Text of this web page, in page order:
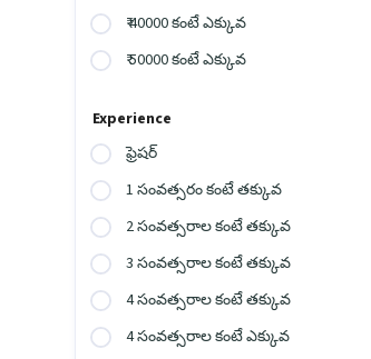
₹ 40000 కంటే ఎక్కువ
₹ 50000 కంటే ఎక్కువ
Experience
ఫ్రెషర్
1 సంవత్సరం కంటే తక్కువ
2 సంవత్సరాల కంటే తక్కువ
3 సంవత్సరాల కంటే తక్కువ
4 సంవత్సరాల కంటే తక్కువ
4 సంవత్సరాల కంటే ఎక్కువ